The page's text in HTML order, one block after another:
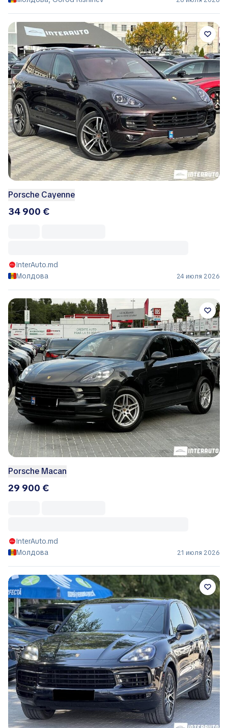
Porsche Cayenne
34 900 €
InterAuto.md
Молдова
24 июля 2026
Porsche Macan
29 900 €
InterAuto.md
Молдова
21 июля 2026